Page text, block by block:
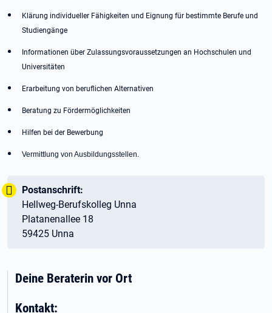
Klärung individueller Fähigkeiten und Eignung für bestimmte Berufe und
Studiengänge
Informationen über Zulassungsvoraussetzungen an Hochschulen und
Universitäten
Erarbeitung von beruflichen Alternativen
Beratung zu Fördermöglichkeiten
Hilfen bei der Bewerbung
Vermittlung von Ausbildungsstellen.
Wichtig:
Tipp:
Postanschrift:
Hellweg-Berufskolleg Unna
Platanenallee 18
59425 Unna
Deine Beraterin vor Ort
Kontakt: